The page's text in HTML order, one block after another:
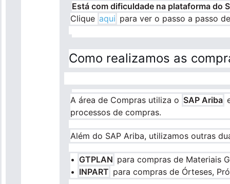
Está com dificuldade na plataforma do
Clique aqui para ver o passo a passo
Como realizamos as
A área de Compras utiliza o SAP Ariba
processos de compras.
Além do SAP Ariba, utilizamos outras
• GTPLAN para compras de Materiais
• INPART para compras de Órteses,